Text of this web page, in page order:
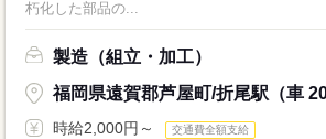
朽化した部品の...
製造（組立・加工）
福岡県遠賀郡芦屋町/折尾駅（車 20
時給2,000円～ 交通費全額支給